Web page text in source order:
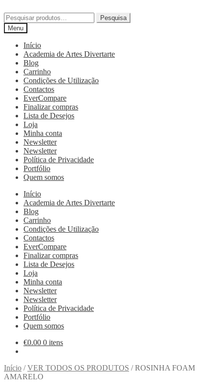
Pesquisa
Menu
Início
Academia de Artes Divertarte
Blog
Carrinho
Condições de Utilização
Contactos
EverCompare
Finalizar compras
Lista de Desejos
Loja
Minha conta
Newsletter
Newsletter
Política de Privacidade
Portfólio
Quem somos
Início
Academia de Artes Divertarte
Blog
Carrinho
Condições de Utilização
Contactos
EverCompare
Finalizar compras
Lista de Desejos
Loja
Minha conta
Newsletter
Newsletter
Política de Privacidade
Portfólio
Quem somos
€0.00 0 itens
Início /VER TODOS OS PRODUTOS /ROSINHA FOAM
AMARELO